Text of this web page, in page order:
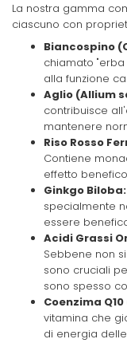
La nostra gamma
ciascuno con
Biancospino
chiamato
alla funzione
Aglio (Allium
contribuisce
mantenere
Riso Rosso
Contiene
effetto
Ginkgo Biloba:
specialmente
essere
Acidi Grassi
Sebbene non
sono cruciali
sono spesso
Coenzima Q10
vitamina che
di energia